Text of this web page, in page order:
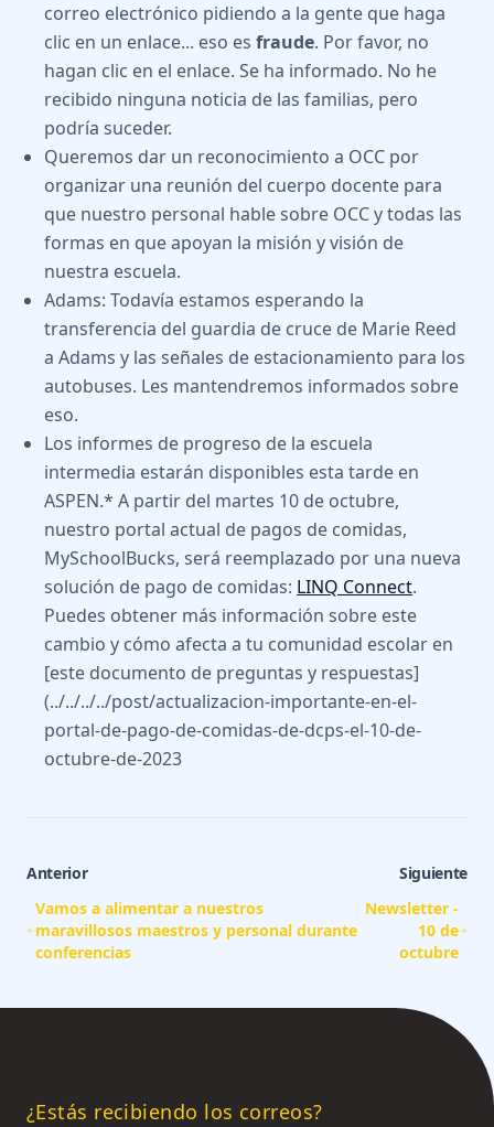
correo electrónico pidiendo a la gente que haga
clic en un enlace... eso es fraude. Por favor, no
hagan clic en el enlace. Se ha informado. No he
recibido ninguna noticia de las familias, pero
podría suceder.
Queremos dar un reconocimiento a OCC por
organizar una reunión del cuerpo docente para
que nuestro personal hable sobre OCC y todas las
formas en que apoyan la misión y visión de
nuestra escuela.
Adams: Todavía estamos esperando la
transferencia del guardia de cruce de Marie Reed
a Adams y las señales de estacionamiento para los
autobuses. Les mantendremos informados sobre
eso.
Los informes de progreso de la escuela
intermedia estarán disponibles esta tarde en
ASPEN.* A partir del martes 10 de octubre,
nuestro portal actual de pagos de comidas,
MySchoolBucks, será reemplazado por una nueva
solución de pago de comidas: LINQ Connect.
Puedes obtener más información sobre este
cambio y cómo afecta a tu comunidad escolar en
[este documento de preguntas y respuestas]
(../../../../post/actualizacion-importante-en-el-
portal-de-pago-de-comidas-de-dcps-el-10-de-
octubre-de-2023
Anterior
Vamos a alimentar a nuestros
maravillosos maestros y personal durante
conferencias
Siguiente
Newsletter -
10 de
octubre
¿Estás recibiendo los correos?